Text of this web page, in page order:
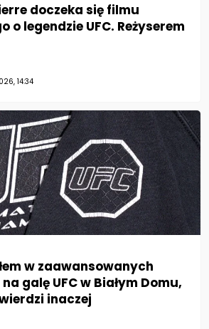
doczeka się filmu
o legendzie UFC. Reżyserem
14:34
w zaawansowanych
galę UFC w Białym Domu,
inaczej